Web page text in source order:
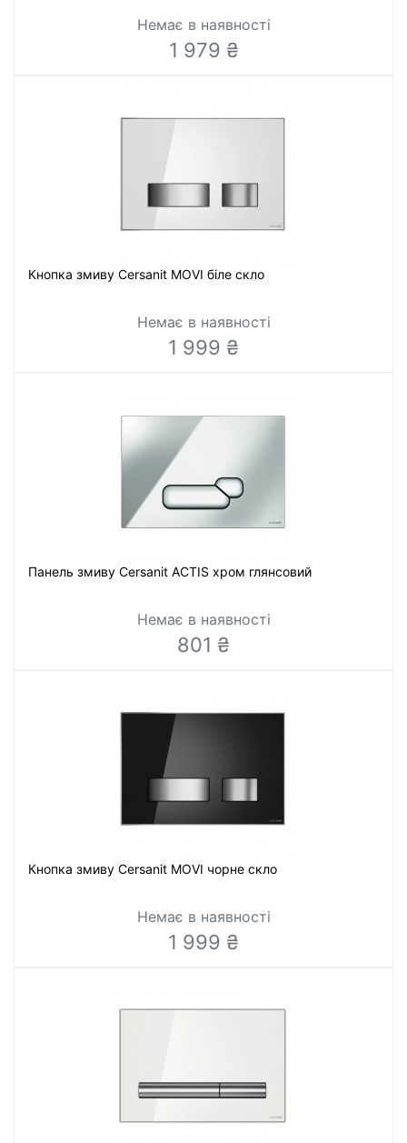
Немає в наявності
1 979 ₴
Кнопка змиву Cersanit MOVI біле скло
Немає в наявності
1 999 ₴
Панель змиву Cersanit ACTIS хром глянсовий
Немає в наявності
801 ₴
Кнопка змиву Cersanit MOVI чорне скло
Немає в наявності
1 999 ₴